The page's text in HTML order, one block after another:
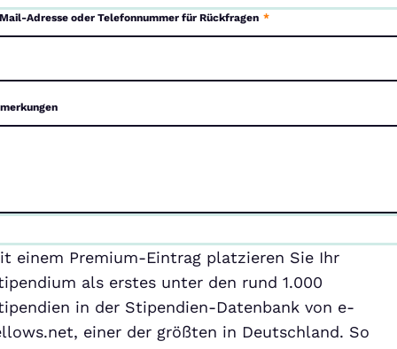
Adresse oder Telefonnummer für Rückfragen *
einem Premium-Eintrag platzieren Sie Ihr
als erstes unter den rund 1.000
in der Stipendien-Datenbank von e-
einer der größten in Deutschland. So